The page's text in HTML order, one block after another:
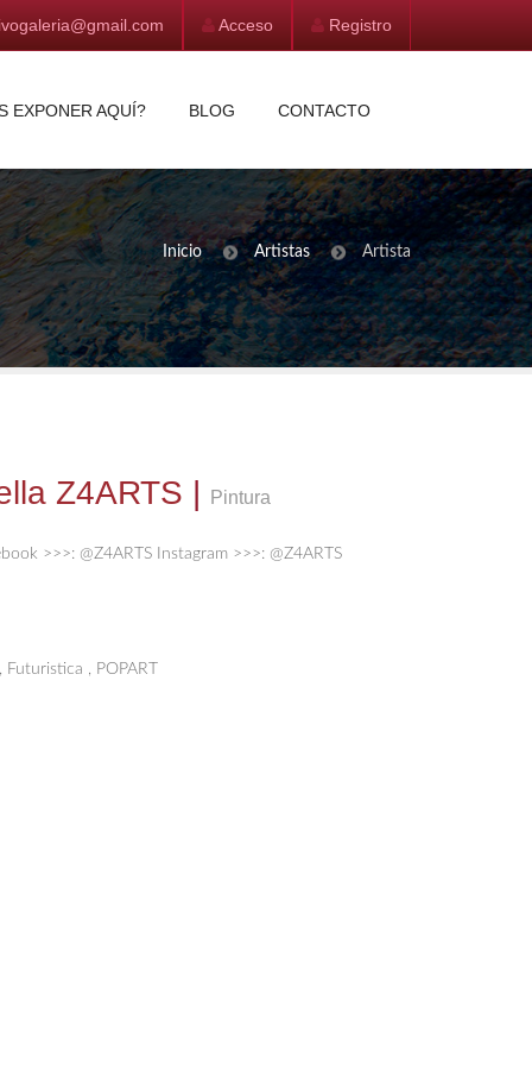
Acceso Registro
EXPONER AQUÍ? BLOG CONTACTO
Inicio Artistas Artista
Z4ARTS | Pintura
>>>: @Z4ARTS Instagram >>>: @Z4ARTS
, POPART